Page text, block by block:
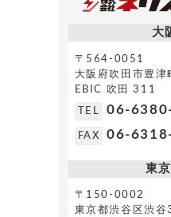
大
〒564-0051
大阪府吹田市豊
EBIC 吹田 311
TEL 06-
FAX 06-
東
〒150-0002
東京都渋谷区渋